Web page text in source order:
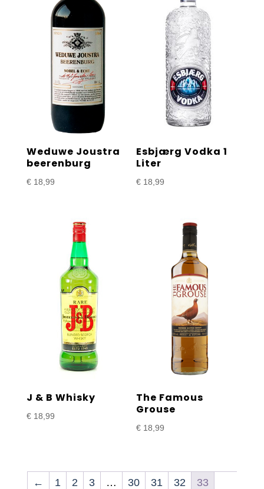
Weduwe Joustra
beerenburg
€18,99
Esbjærg Vodka 1
Liter
€ 18,99
J & B Whisky
€18,99
The Famous
Grouse
€ 18,99
← 1 2 3 … 30 31 32
33